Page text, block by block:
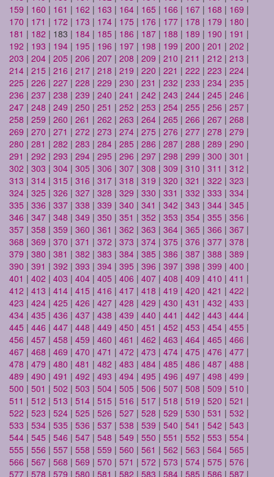
159 | 160 | 161 | 162 | 163 | 164 | 165 | 166 | 167 | 168 | 169 |
170 | 171 | 172 | 173 | 174 | 175 | 176 | 177 | 178 | 179 | 180 |
181 | 182 | 183 | 184 | 185 | 186 | 187 | 188 | 189 | 190 | 191 |
192 | 193 | 194 | 195 | 196 | 197 | 198 | 199 | 200 | 201 | 202 |
203 | 204 | 205 | 206 | 207 | 208 | 209 | 210 | 211 | 212 | 213 |
214 | 215 | 216 | 217 | 218 | 219 | 220 | 221 | 222 | 223 | 224 |
225 | 226 | 227 | 228 | 229 | 230 | 231 | 232 | 233 | 234 | 235 |
236 | 237 | 238 | 239 | 240 | 241 | 242 | 243 | 244 | 245 | 246 |
247 | 248 | 249 | 250 | 251 | 252 | 253 | 254 | 255 | 256 | 257 |
258 | 259 | 260 | 261 | 262 | 263 | 264 | 265 | 266 | 267 | 268 |
269 | 270 | 271 | 272 | 273 | 274 | 275 | 276 | 277 | 278 | 279 |
280 | 281 | 282 | 283 | 284 | 285 | 286 | 287 | 288 | 289 | 290 |
291 | 292 | 293 | 294 | 295 | 296 | 297 | 298 | 299 | 300 | 301 |
302 | 303 | 304 | 305 | 306 | 307 | 308 | 309 | 310 | 311 | 312 |
313 | 314 | 315 | 316 | 317 | 318 | 319 | 320 | 321 | 322 | 323 |
324 | 325 | 326 | 327 | 328 | 329 | 330 | 331 | 332 | 333 | 334 |
335 | 336 | 337 | 338 | 339 | 340 | 341 | 342 | 343 | 344 | 345 |
346 | 347 | 348 | 349 | 350 | 351 | 352 | 353 | 354 | 355 | 356 |
357 | 358 | 359 | 360 | 361 | 362 | 363 | 364 | 365 | 366 | 367 |
368 | 369 | 370 | 371 | 372 | 373 | 374 | 375 | 376 | 377 | 378 |
379 | 380 | 381 | 382 | 383 | 384 | 385 | 386 | 387 | 388 | 389 |
390 | 391 | 392 | 393 | 394 | 395 | 396 | 397 | 398 | 399 | 400 |
401 | 402 | 403 | 404 | 405 | 406 | 407 | 408 | 409 | 410 | 411 |
412 | 413 | 414 | 415 | 416 | 417 | 418 | 419 | 420 | 421 | 422 |
423 | 424 | 425 | 426 | 427 | 428 | 429 | 430 | 431 | 432 | 433 |
434 | 435 | 436 | 437 | 438 | 439 | 440 | 441 | 442 | 443 | 444 |
445 | 446 | 447 | 448 | 449 | 450 | 451 | 452 | 453 | 454 | 455 |
456 | 457 | 458 | 459 | 460 | 461 | 462 | 463 | 464 | 465 | 466 |
467 | 468 | 469 | 470 | 471 | 472 | 473 | 474 | 475 | 476 | 477 |
478 | 479 | 480 | 481 | 482 | 483 | 484 | 485 | 486 | 487 | 488 |
489 | 490 | 491 | 492 | 493 | 494 | 495 | 496 | 497 | 498 | 499 |
500 | 501 | 502 | 503 | 504 | 505 | 506 | 507 | 508 | 509 | 510 |
511 | 512 | 513 | 514 | 515 | 516 | 517 | 518 | 519 | 520 | 521 |
522 | 523 | 524 | 525 | 526 | 527 | 528 | 529 | 530 | 531 | 532 |
533 | 534 | 535 | 536 | 537 | 538 | 539 | 540 | 541 | 542 | 543 |
544 | 545 | 546 | 547 | 548 | 549 | 550 | 551 | 552 | 553 | 554 |
555 | 556 | 557 | 558 | 559 | 560 | 561 | 562 | 563 | 564 | 565 |
566 | 567 | 568 | 569 | 570 | 571 | 572 | 573 | 574 | 575 | 576 |
577 | 578 | 579 | 580 | 581 | 582 | 583 | 584 | 585 | 586 | 587 |